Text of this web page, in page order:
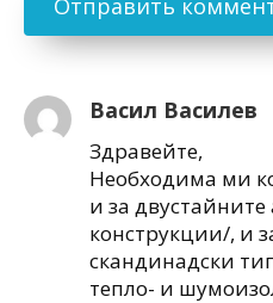
Васил Василев
Здравейте,
Необходима ми
и за
конструкции/, и
скандинадски
тепло- и